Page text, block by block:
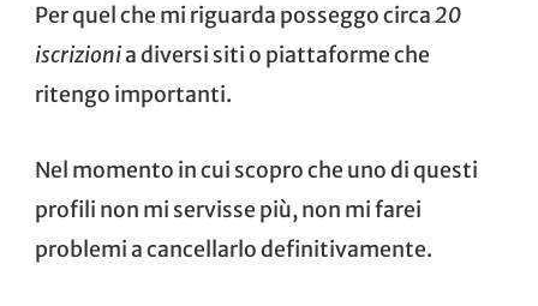
Per quel che mi riguarda posseggo circa20
iscrizionia diversi siti o piattaforme che
ritengo importanti.
Nel momento in cui scopro che uno di questi
profili non mi servisse più, non mi farei
problemi a cancellarlo definitivamente.